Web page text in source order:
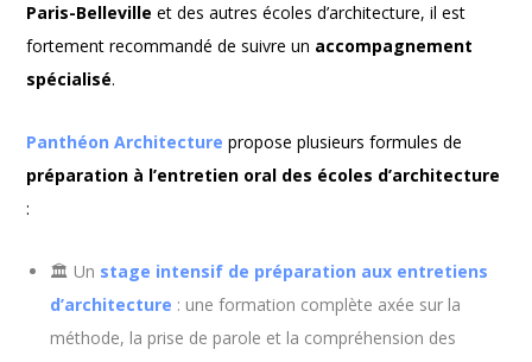
Paris-Belleville et des autres écoles d’architecture, il est
fortement recommandé de suivre un accompagnement
spécialisé.
Panthéon Architecture propose plusieurs formules de
préparation à l’entretien oral des écoles d’architecture
:
🏛️ Un stage intensif de préparation aux entretiens
d’architecture : une formation complète axée sur la
méthode, la prise de parole et la compréhension des